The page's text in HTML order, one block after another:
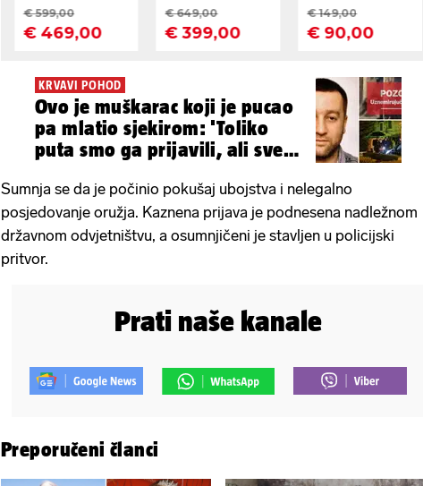
KRVAVI POHOD
Ovo je muškarac koji je pucao
pa mlatio sjekirom: 'Toliko
puta smo ga prijavili, ali sve
Sumnja se da je počinio pokušaj ubojstva i nelegalno
posjedovanje oružja. Kaznena prijava je podnesena nadležnom
državnom odvjetništvu, a osumnjičeni je stavljen u policijski
pritvor.
Prati naše kanale
Preporučeni članci